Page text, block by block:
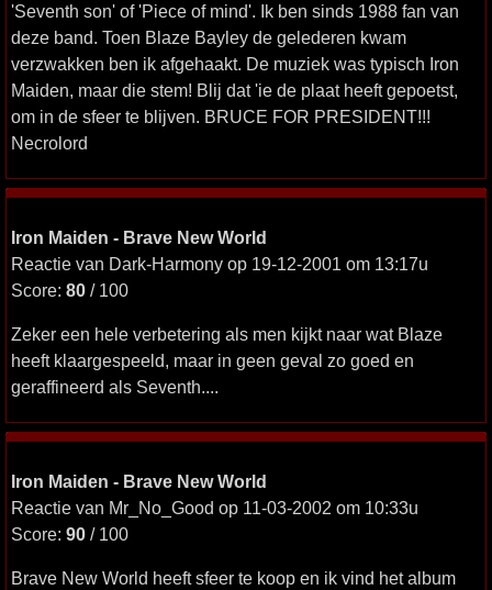
'Seventh son' of 'Piece of mind'. Ik ben sinds 1988 fan van
deze band. Toen Blaze Bayley de gelederen kwam
verzwakken ben ik afgehaakt. De muziek was typisch Iron
Maiden, maar die stem! Blij dat 'ie de plaat heeft gepoetst,
om in de sfeer te blijven. BRUCE FOR PRESIDENT!!!
Necrolord
Iron Maiden - Brave New World
Reactie van Dark-Harmony op 19-12-2001 om 13:17u
Score: 80 / 100
Zeker een hele verbetering als men kijkt naar wat Blaze
heeft klaargespeeld, maar in geen geval zo goed en
geraffineerd als Seventh....
Iron Maiden - Brave New World
Reactie van Mr_No_Good op 11-03-2002 om 10:33u
Score: 90 / 100
Brave New World heeft sfeer te koop en ik vind het album